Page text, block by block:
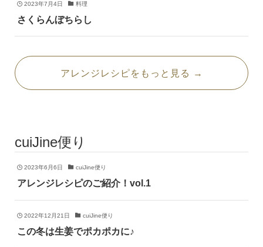
2023年7月4日 料理
さくらんぼちらし
アレンジレシピをもっと見る →
cuiJine便り
2023年6月6日 cuiJine便り
アレンジレシピのご紹介！vol.1
2022年12月21日 cuiJine便り
この冬は生姜でポカポカに♪